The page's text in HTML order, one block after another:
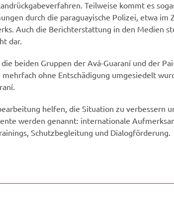
Teilweise kommt es
durch die paraguayische Polizei, etwa im
Auch die Berichterstattung in den Medien
dar.
beiden Gruppen der Avá-Guaraní und der
ohne Entschädigung umgesiedelt
helfen, die Situation zu verbessern
werden genannt: internationale
Schutzbegleitung und Dialogförderung.